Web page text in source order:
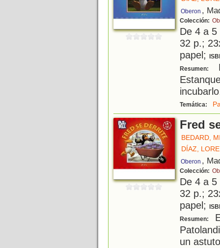
Oberon ,
Colección:
De 4 a
32 p.;
papel;
Resumen:
Temática:
Fred
BEDARD,
DÍAZ,
Oberon ,
Colección:
De 4 a
32 p.;
papel;
Resumen:
un